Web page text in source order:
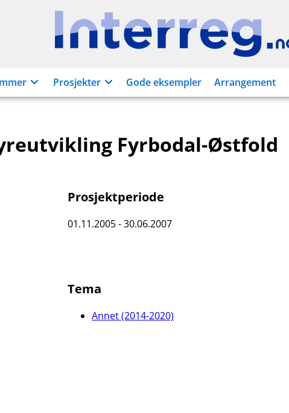
Interreg.no
Prosjekter Gode eksempler Arrangement
Fyrbodal-Østfold
Prosjektperiode
01.11.2005 - 30.06.2007
Tema
Annet (2014-2020)